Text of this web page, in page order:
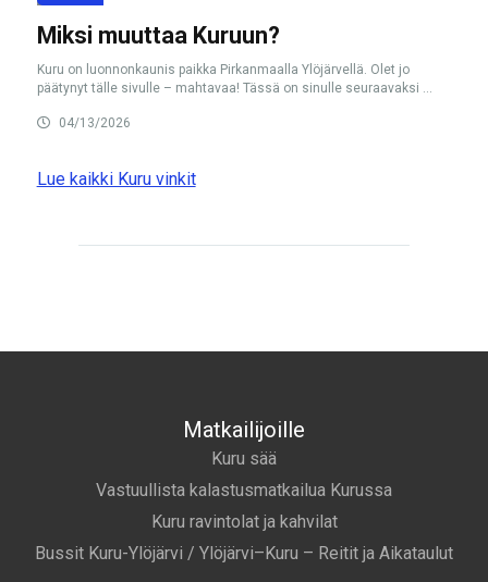
Miksi muuttaa Kuruun?
Kuru on luonnonkaunis paikka Pirkanmaalla Ylöjärvellä. Olet jo
päätynyt tälle sivulle – mahtavaa! Tässä on sinulle seuraavaksi ...
04/13/2026
Lue kaikki Kuru vinkit
Matkailijoille
Kuru sää
Vastuullista kalastusmatkailua Kurussa
Kuru ravintolat ja kahvilat
Bussit Kuru-Ylöjärvi / Ylöjärvi–Kuru – Reitit ja Aikataulut